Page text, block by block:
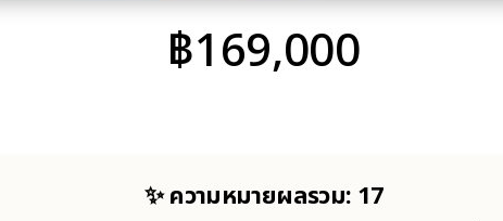
฿169,000
✨ ความหมายผลรวม: 17